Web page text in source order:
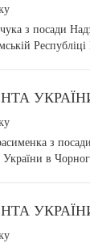
з посади
з
в